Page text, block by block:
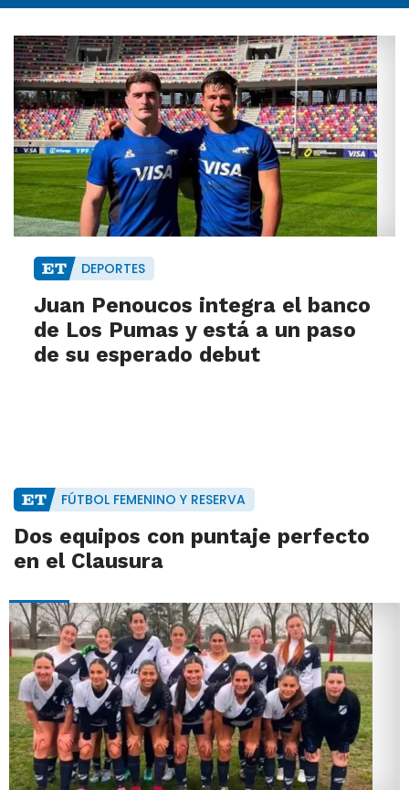
DEPORTES
Juan Penoucos integra el banco
de Los Pumas y está a un paso
de su esperado debut
FÚTBOL FEMENINO Y RESERVA
Dos equipos con puntaje perfecto
en el Clausura